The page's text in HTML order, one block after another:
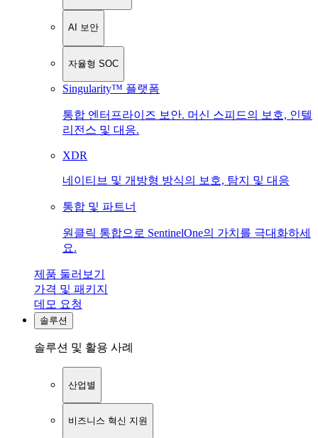
AI 보안
자율형 SOC
Singularity™ 플랫폼
통합 엔터프라이즈 보안. 머신 스피드의 보호, 인텔
리전스 및 대응.
XDR
네이티브 및 개방형 방식의 보호, 탐지 및 대응
통합 및 파트너
원클릭 통합으로 SentinelOne의 가치를 극대화하세
요.
제품 둘러보기
가격 및 패키지
데모 요청
솔루션
솔루션 및 활용 사례
산업별
비즈니스 혁신 지원